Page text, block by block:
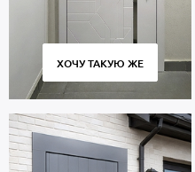
ХОЧУ ТАКУЮ ЖЕ